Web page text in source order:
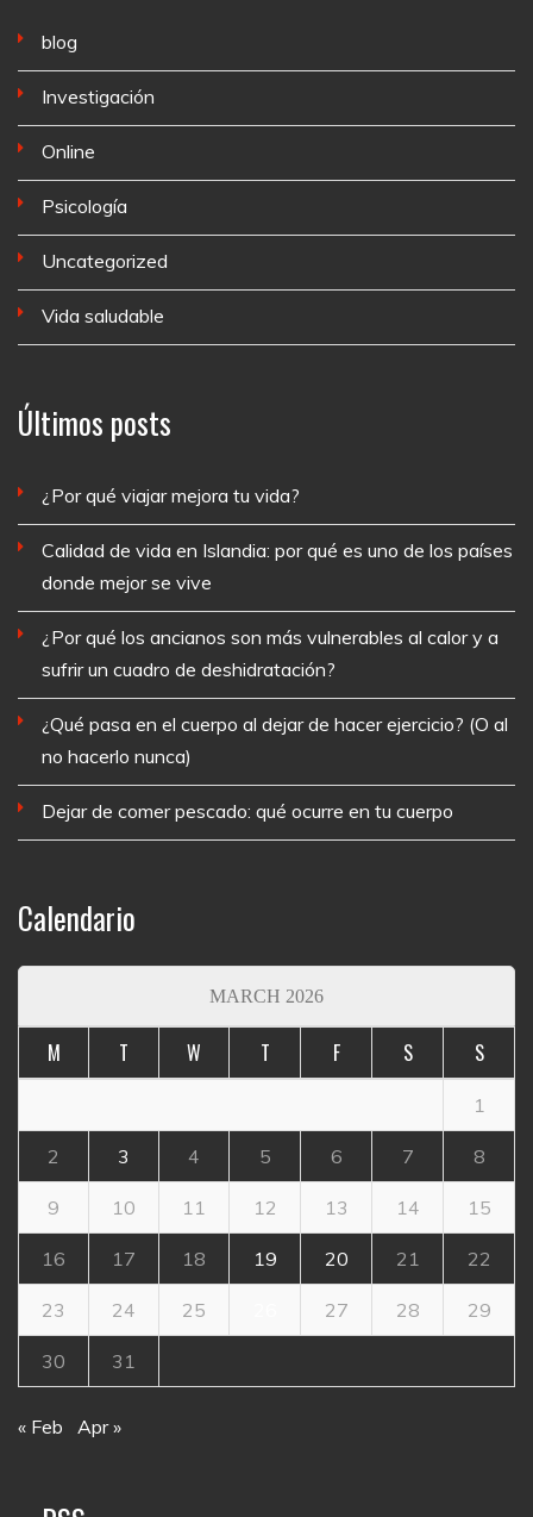
blog
Investigación
Online
Psicología
Uncategorized
Vida saludable
Últimos posts
¿Por qué viajar mejora tu vida?
Calidad de vida en Islandia: por qué es uno de los países
donde mejor se vive
¿Por qué los ancianos son más vulnerables al calor y a
sufrir un cuadro de deshidratación?
¿Qué pasa en el cuerpo al dejar de hacer ejercicio? (O al
no hacerlo nunca)
Dejar de comer pescado: qué ocurre en tu cuerpo
Calendario
MARCH 2026
M T W T F S S
1
2 3 4 5 6 7 8
9 10 11 12 13 14 15
16 17 18 19 20 21 22
23 24 25 27 28 29
30 31
« Feb Apr »